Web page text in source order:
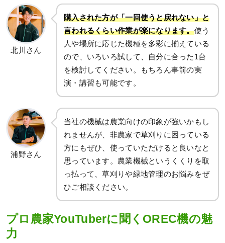
北川さん
購入された方が「一回使うと戻れない」と
言われるくらい作業が楽になります。使う
人や場所に応じた機種を多彩に揃えている
ので、いろいろ試して、自分に合った1台
を検討してください。もちろん事前の実
演・講習も可能です。
浦野さん
当社の機械は農業向けの印象が強いかもし
れませんが、非農家で草刈りに困っている
方にもぜひ、使っていただけると良いなと
思っています。農業機械というくくりを取
っ払って、草刈りや緑地管理のお悩みをぜ
ひご相談ください。
プロ農家YouTuberに聞くOREC機の魅
力